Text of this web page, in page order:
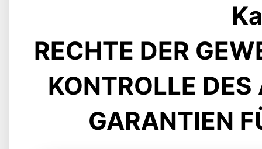
RECHTE DER
KONTROLLE
GARANTIEN